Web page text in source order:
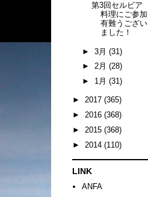
第3回セルビア
料理にご参加
有難うござい
ました！
► 3月 (31)
► 2月 (28)
► 1月 (31)
► 2017 (365)
► 2016 (368)
► 2015 (368)
► 2014 (110)
LINK
ANFA